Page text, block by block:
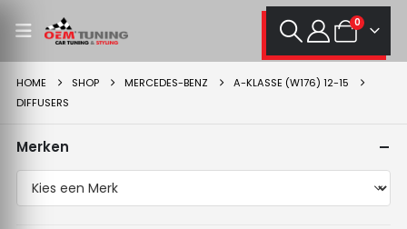
0
HOME SHOP MERCEDES-BENZ
A-KLASSE (W176) 12-15
DIFFUSERS
Merken